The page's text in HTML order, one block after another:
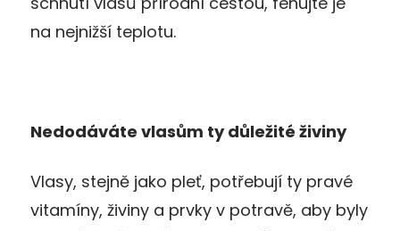
na nejnižší teplotu.
Nedodáváte vlasům ty důležité živiny
Vlasy, stejně jako pleť, potřebují ty pravé
vitamíny, živiny a prvky v potravě, aby byly